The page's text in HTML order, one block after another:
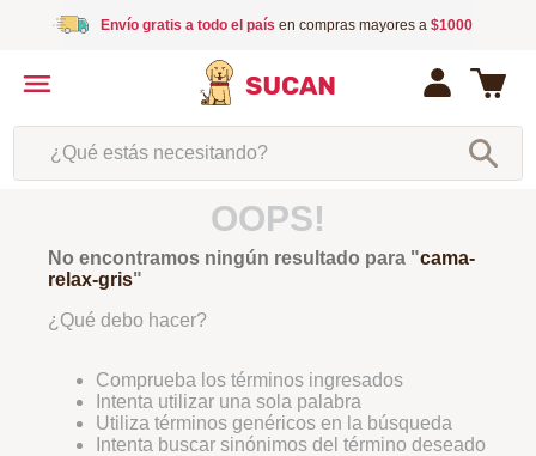
Envío gratis a todo el país en compras mayores a $1000
¿Qué estás necesitando?
OOPS!
No encontramos ningún resultado para "cama-
relax-gris"
¿Qué debo hacer?
Comprueba los términos ingresados
Intenta utilizar una sola palabra
Utiliza términos genéricos en la búsqueda
Intenta buscar sinónimos del término deseado